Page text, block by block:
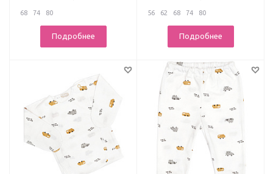
68 74 80
Подробнее
56 62 68 74 80
Подробнее